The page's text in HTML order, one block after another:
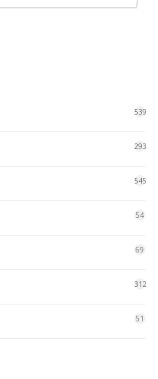
539
293
545
54
69
312
51